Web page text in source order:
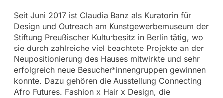
Seit Juni 2017 ist Claudia Banz als Kuratorin für
Design und Outreach am Kunstgewerbemuseum der
Stiftung Preußischer Kulturbesitz in Berlin tätig, wo
sie durch zahlreiche viel beachtete Projekte an der
Neupositionierung des Hauses mitwirkte und sehr
erfolgreich neue Besucher*innengruppen gewinnen
konnte. Dazu gehören die Ausstellung Connecting
Afro Futures. Fashion x Hair x Design, die